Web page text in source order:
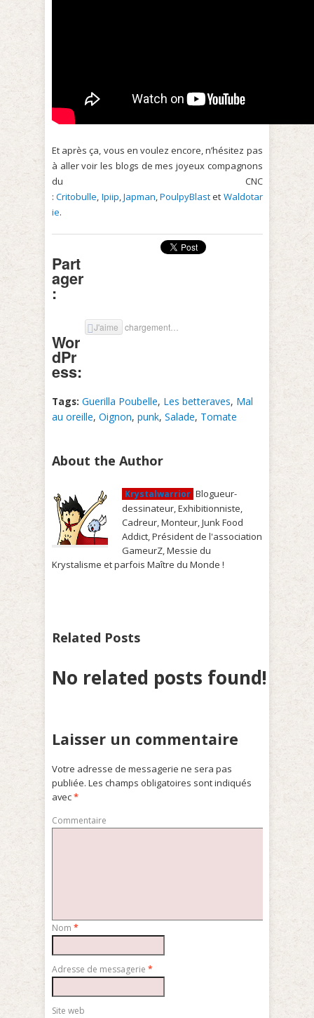
Et après ça, vous en voulez encore, n’hésitez pas
à aller voir les blogs de mes joyeux compagnons
du CNC
:Critobulle, Ipiip,Japman,PoulpyBlastet Waldotar
ie.
Part
ager
:
Wor
dPr
ess:
J'aime chargement…
Tags: Guerilla Poubelle, Les betteraves, Mal
au oreille, Oignon, punk, Salade, Tomate
About the Author
Krystalwarrior Blogueur-
dessinateur, Exhibitionniste,
Cadreur, Monteur, Junk Food
Addict, Président de l'association
GameurZ, Messie du
Krystalisme et parfois Maître du Monde !
Related Posts
No related posts found!
Laisser un commentaire
Votre adresse de messagerie ne sera pas
publiée. Les champs obligatoires sont indiqués
avec*
Commentaire
Nom *
Adresse de messagerie *
Site web